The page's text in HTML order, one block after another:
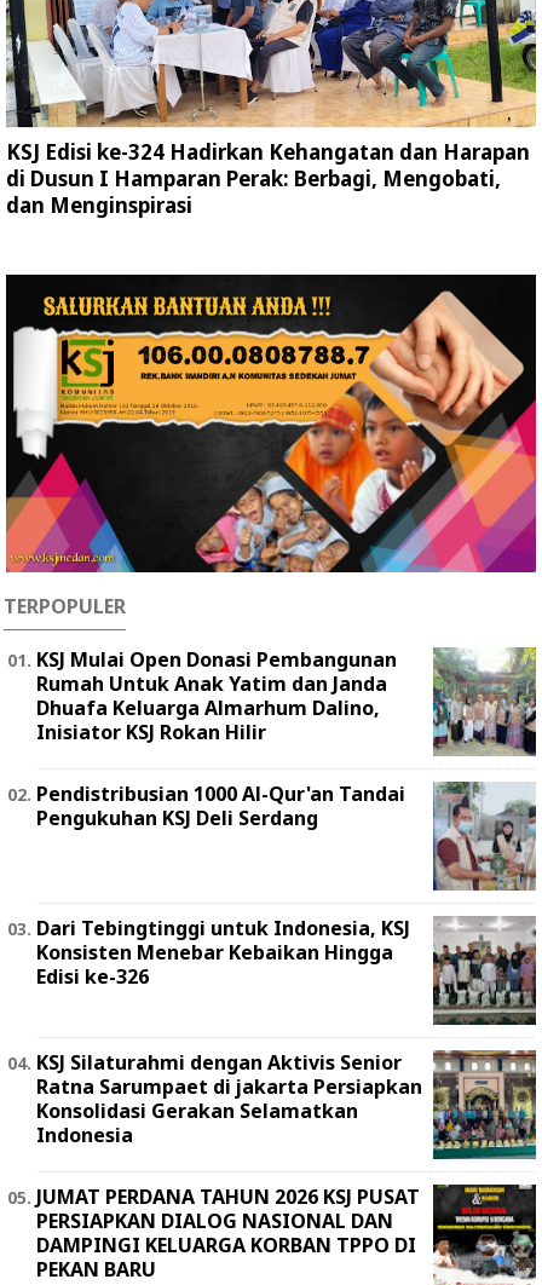
KSJ Edisi ke-324 Hadirkan Kehangatan dan Harapan
di Dusun I Hamparan Perak: Berbagi, Mengobati,
dan Menginspirasi
TERPOPULER
KSJ Mulai Open Donasi Pembangunan
Rumah Untuk Anak Yatim dan Janda
Dhuafa Keluarga Almarhum Dalino,
Inisiator KSJ Rokan Hilir
Pendistribusian 1000 Al-Qur'an Tandai
Pengukuhan KSJ Deli Serdang
Dari Tebingtinggi untuk Indonesia, KSJ
Konsisten Menebar Kebaikan Hingga
Edisi ke-326
KSJ Silaturahmi dengan Aktivis Senior
Ratna Sarumpaet di jakarta Persiapkan
Konsolidasi Gerakan Selamatkan
Indonesia
JUMAT PERDANA TAHUN 2026 KSJ PUSAT
PERSIAPKAN DIALOG NASIONAL DAN
DAMPINGI KELUARGA KORBAN TPPO DI
PEKAN BARU